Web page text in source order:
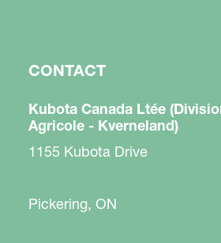
CONTACT
Kubota Canada Ltée
Agricole - Kverneland)
1155 Kubota Drive
Pickering, ON